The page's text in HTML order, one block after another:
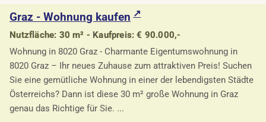
Graz - Wohnung kaufen
Nutzfläche: 30 m² - Kaufpreis: € 90.000,-
Wohnung in 8020 Graz - Charmante Eigentumswohnung in
8020 Graz – Ihr neues Zuhause zum attraktiven Preis! Suchen
Sie eine gemütliche Wohnung in einer der lebendigsten Städte
Österreichs? Dann ist diese 30 m² große Wohnung in Graz
genau das Richtige für Sie. ...